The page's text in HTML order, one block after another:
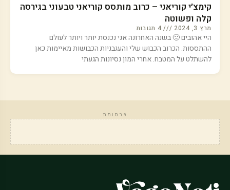
קימצ׳י קוריאני – כרוב מותסס קוריאני טבעוני בגירסה
קלה ופשוטה
מרץ 3, 2024 4 תגובות
היי אהובים 🙂 בשנה האחרונה אני נכנסת יותר ויותר לעולם
ההתססות. הכרוב הכבוש שלי והעגבניות הכבושות מאיימות כאן
להשתלט על המטבח. אחרי המון נסיונות הגעתי
פרסומת